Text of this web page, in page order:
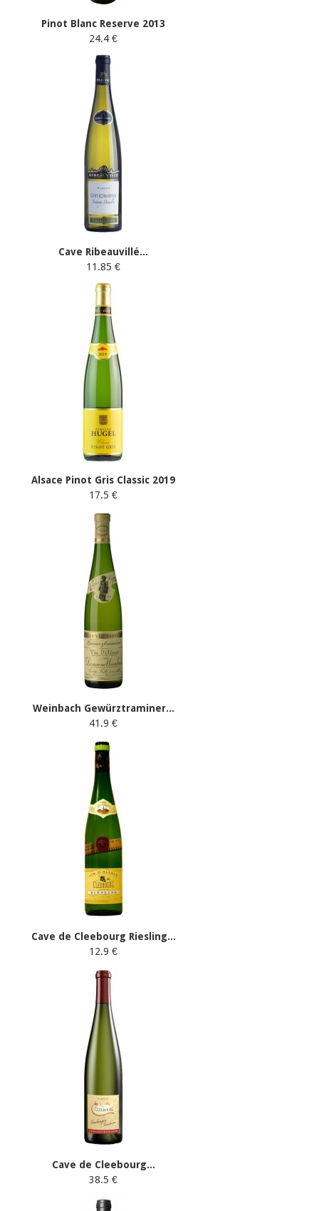
Pinot Blanc Reserve 2013
24.4 €
Cave Ribeauvillé...
11.85 €
Alsace Pinot Gris Classic 2019
17.5 €
Weinbach Gewürztraminer...
41.9 €
Cave de Cleebourg Riesling...
12.9 €
Cave de Cleebourg...
38.5 €